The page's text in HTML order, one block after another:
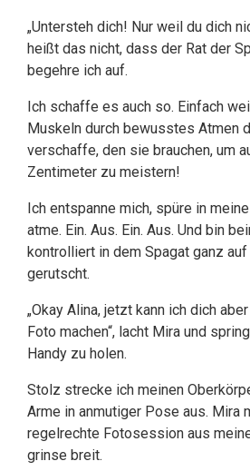
„Untersteh dich! Nur weil du dich
heißt das nicht, dass der Rat der
begehre ich auf.
Ich schaffe es auch so. Einfach
Muskeln durch bewusstes Atmen
verschaffe, den sie brauchen, um
Zentimeter zu meistern!
Ich entspanne mich, spüre in
atme. Ein. Aus. Ein. Aus. Und bin
kontrolliert in dem Spagat ganz
gerutscht.
„Okay Alina, jetzt kann ich dich
Foto machen“, lacht Mira und
Handy zu holen.
Stolz strecke ich meinen
Arme in anmutiger Pose aus. Mira
regelrechte Fotosession aus
grinse breit.